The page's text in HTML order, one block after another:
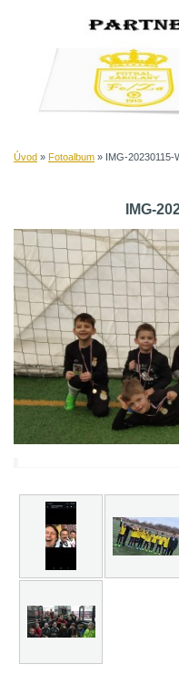
Úvod » Fotoalbum » IMG-20230115-
IMG-